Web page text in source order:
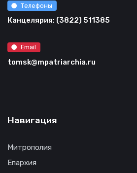
Телефоны
Канцелярия: (3822) 511385
Email
tomsk@mpatriarchia.ru
Навигация
Митрополия
Епархия